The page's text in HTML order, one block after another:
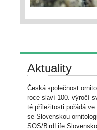
Aktuality
Česká společnost
roce slaví 100. výročí
té příležitosti pořádá ve
se Slovenskou
SOS/BirdLife Slovensko